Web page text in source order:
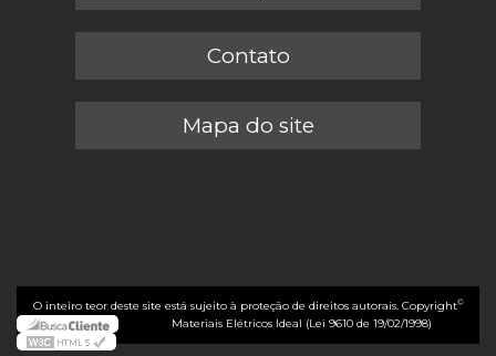
Contato
Mapa do site
O inteiro teor deste site está sujeito à proteção de direitos autorais. Copyright©
Materiais Elétricos Ideal (Lei 9610 de 19/02/1998)